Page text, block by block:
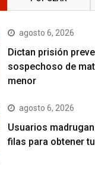
agosto 6, 2026
Dictan prisión
sospechoso de
menor
agosto 6, 2026
Usuarios
filas para obtener